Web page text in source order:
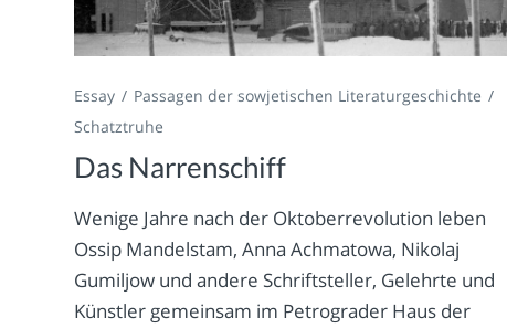
Essay
Passagen der sowjetischen Literaturgeschichte
Schatztruhe
Das Narrenschiff
Wenige Jahre nach der Oktoberrevolution leben
Ossip Mandelstam, Anna Achmatowa, Nikolaj
Gumiljow und andere Schriftsteller, Gelehrte und
Künstler gemeinsam im Petrograder Haus der